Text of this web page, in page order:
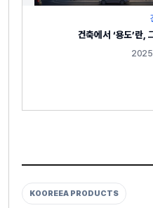
건축에서 ‘용도’란,
KOOREEA PRODUCTS